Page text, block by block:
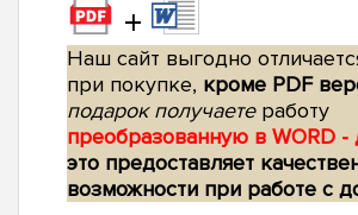
+
Наш сайт выгодно
при покупке, кроме PDF
подарок получаетеработу
преобразованную в WORD -
это предоставляет
возможности при работе с